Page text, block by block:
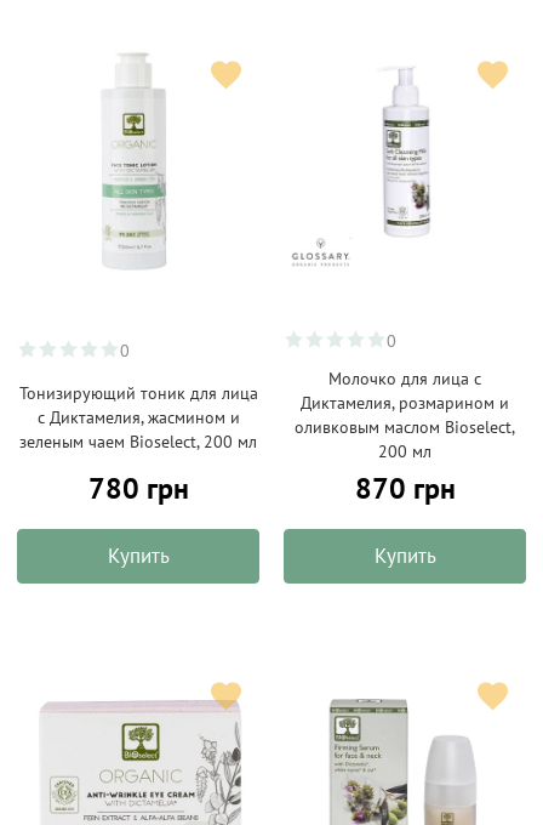
0
Тонизирующий тоник для лица
с Диктамелия, жасмином и
зеленым чаем Bioselect, 200 мл
780 грн
Купить
0
Молочко для лица с
Диктамелия, розмарином и
оливковым маслом Bioselect,
200 мл
870 грн
Купить